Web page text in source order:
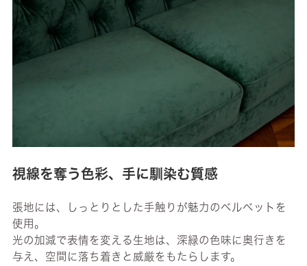
視線を奪う色彩、手に馴染む質感
張地には、しっとりとした手触りが魅力のベルベットを
使用。
光の加減で表情を変える生地は、深緑の色味に奥行きを
与え、空間に落ち着きと威厳をもたらします。